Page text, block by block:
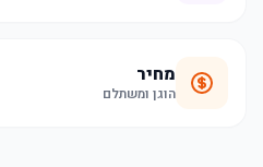
מחיר
הוגן ומשתלם